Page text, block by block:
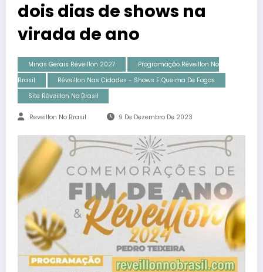
dois dias de shows na
virada de ano
Minas Gerais Réveillon 2027
Programação Réveillon No
Brasil
Réveillon Nas Cidades - Shows E Queima De Fogos
Site Réveillon No Brasil
Reveillon No Brasil 9 De Dezembro De 2023